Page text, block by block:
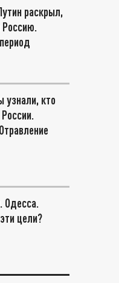
раскрыл,
Россию.
узнали, кто
Одесса.
цели?